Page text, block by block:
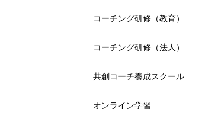
コーチング研修（教育）
コーチング研修（法人）
共創コーチ養成スクール
オンライン学習